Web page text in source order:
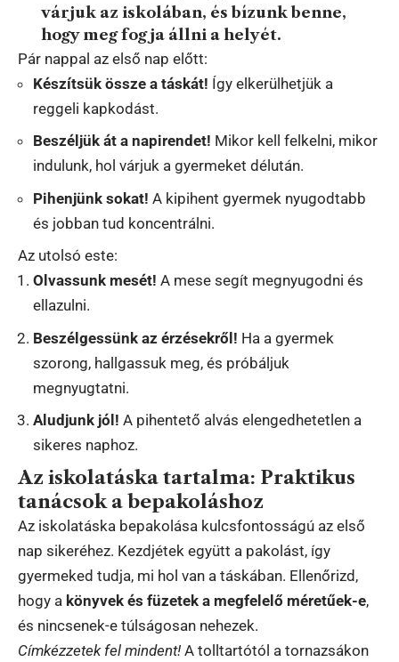
várjuk az iskolában, és bízunk benne,
hogy meg fogja állni a helyét.
Pár nappal az első nap előtt:
Készítsük össze a táskát! Így elkerülhetjük a
reggeli kapkodást.
Beszéljük át a napirendet! Mikor kell felkelni, mikor
indulunk, hol várjuk a gyermeket délután.
Pihenjünk sokat! A kipihent gyermek nyugodtabb
és jobban tud koncentrálni.
Az utolsó este:
Olvassunk mesét! A mese segít megnyugodni és
ellazulni.
Beszélgessünk az érzésekről! Ha a gyermek
szorong, hallgassuk meg, és próbáljuk
megnyugtatni.
Aludjunk jól! A pihentető alvás elengedhetetlen a
sikeres naphoz.
Az iskolatáska tartalma: Praktikus
tanácsok a bepakoláshoz
Az iskolatáska bepakolása kulcsfontosságú az első
nap sikeréhez. Kezdjétek együtt a pakolást, így
gyermeked tudja, mi hol van a táskában. Ellenőrizd,
hogy a könyvek és füzetek a megfelelő méretűek-e,
és nincsenek-e túlságosan nehezek.
Címkézzetek fel mindent! A tolltartótól a tornazsákon